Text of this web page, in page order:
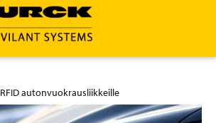
RFID autonvuokrausliikkeille